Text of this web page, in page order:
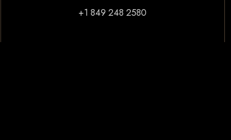
+1 849 248 2580